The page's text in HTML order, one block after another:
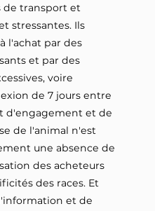
de transport et
stressantes. Ils
l'achat par des
et par des
voire
de 7 jours entre
d'engagement et de
de l'animal n'est
une absence de
des acheteurs
des races. Et
et de